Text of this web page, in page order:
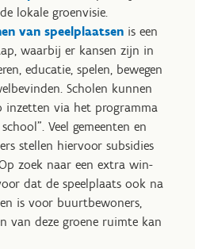
lokale groenvisie.
van speelplaatsen is een
waarbij er kansen zijn in
educatie, spelen, bewegen
Scholen kunnen
inzetten via het programma
Veel gemeenten en
stellen hiervoor subsidies
zoek naar een extra win-
dat de speelplaats ook na
is voor buurtbewoners,
van deze groene ruimte kan